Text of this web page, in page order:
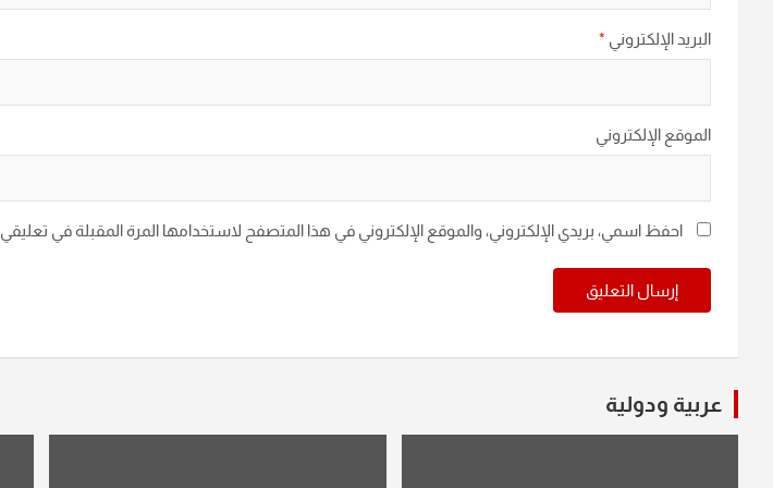
البريد الإلكتروني *
الموقع الإلكتروني
احفظ اسمي، بريدي الإلكتروني، والموقع الإلكتروني في هذا المتصفح لاستخدامها المرة المقبلة في تعليقي.
عربية ودولية